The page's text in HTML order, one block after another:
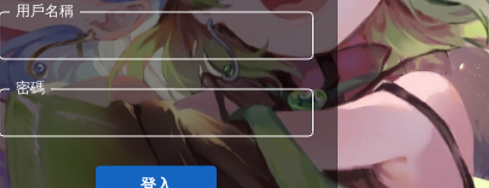
用戶名稱
密碼